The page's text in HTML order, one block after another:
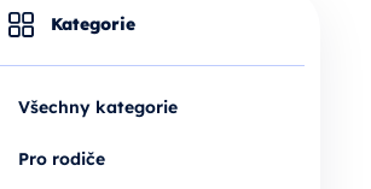
Kategorie
Všechny kategorie
Pro rodiče